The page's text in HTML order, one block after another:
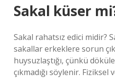
Sakal küser
Sakal rahatsız edici midir?
sakallar erkeklere sorun
huysuzlaştığı, çünkü
çıkmadığı söylenir.